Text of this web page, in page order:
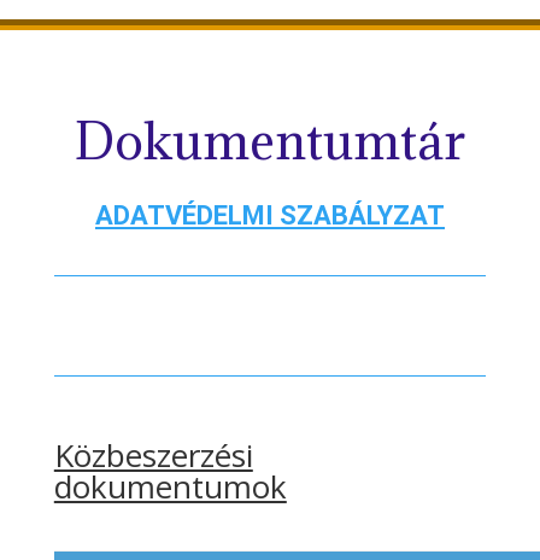
Dokumentumtár
ADATVÉDELMI SZABÁLYZAT
Közbeszerzési
dokumentumok